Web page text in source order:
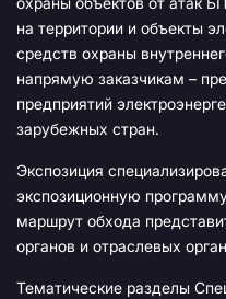
на территории и объекты
средств охраны
напрямую заказчикам –
предприятий
зарубежных стран.
Экспозиция
экспозиционную
маршрут обхода
органов и отраслевых
Тематические разделы